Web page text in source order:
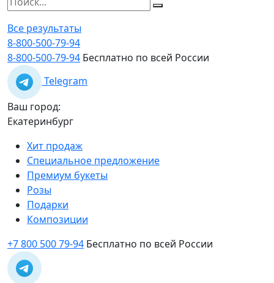
Все результаты
8-800-500-79-94
8-800-500-79-94 Бесплатно по всей России
Telegram
Ваш город:
Екатеринбург
Хит продаж
Специальное предложение
Премиум букеты
Розы
Подарки
Композиции
+7 800 500 79-94 Бесплатно по всей России